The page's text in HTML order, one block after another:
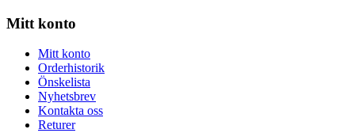
Mitt konto
Mitt konto
Orderhistorik
Önskelista
Nyhetsbrev
Kontakta oss
Returer